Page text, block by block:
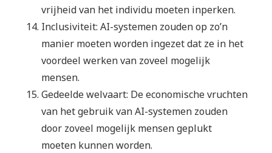
vrijheid van het individu moeten inperken.
Inclusiviteit: AI-systemen zouden op zo’n
manier moeten worden ingezet dat ze in het
voordeel werken van zoveel mogelijk
mensen.
Gedeelde welvaart: De economische vruchten
van het gebruik van AI-systemen zouden
door zoveel mogelijk mensen geplukt
moeten kunnen worden.